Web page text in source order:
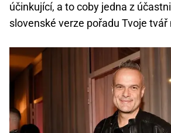
účinkující, a to coby jedna z
slovenské verze pořadu Tvoje